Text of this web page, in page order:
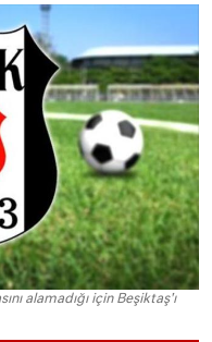
alamadığı için Beşiktaş'ı